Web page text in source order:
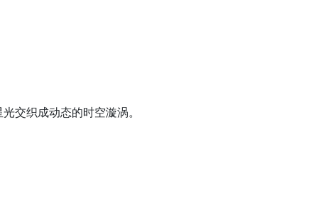
交织成动态的时空漩涡。